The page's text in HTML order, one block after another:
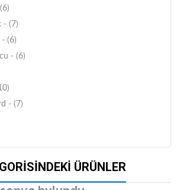
Yayınları - (39)
Yayınları - (48)
(Analiz) - (26)
- (26)
(56)
- (45)
(29)
- (64)
Yayınları - (27)
- (36)
- (7)
- (6)
- (6)
- (7)
- (6)
- (6)
ÜRÜNLER